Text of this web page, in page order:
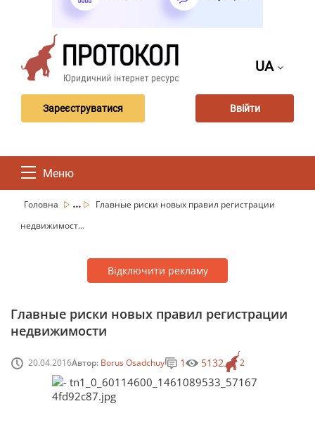
UA
Зареєструватися Ввійти
Меню
Головна ...
Главные риски новых правил регистрации
недвижимост...
Відключити рекламу
Главные риски новых правил регистрации
недвижимости
20.04.2016Автор: Borus Osadchuy 2
1 5132